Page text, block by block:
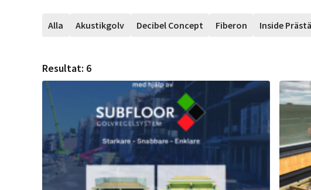
Alla Akustikgolv Decibel Concept Fiberon Inside
Resultat: 6